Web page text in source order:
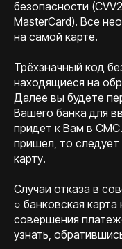
безопасности
MasterCard). Все
на самой карте.
Трёхзначный код
находящиеся на
Далее вы будете
Вашего банка для
придет к Вам в
пришел, то
карту.
Случаи отказа в
○ банковская
совершения
узнать,